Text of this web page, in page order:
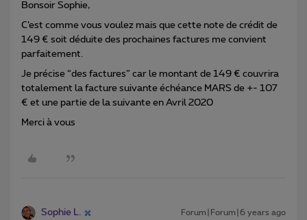
Bonsoir Sophie,
C’est comme vous voulez mais que cette note de crédit de
149 € soit déduite des prochaines factures me convient
parfaitement.
Je précise “des factures” car le montant de 149 € couvrira
totalement la facture suivante échéance MARS de +- 107
€ et une partie de la suivante en Avril 2020
Merci à vous
Sophie L. Forum|Forum|6 years ago